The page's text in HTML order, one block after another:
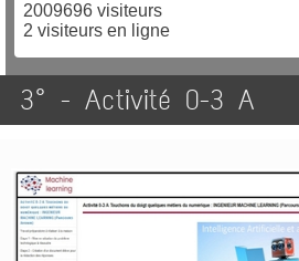
2009696 visiteurs
2 visiteurs en ligne
3° - Activité 0-3 A